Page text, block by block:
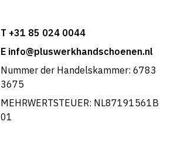
T +31 85 024 0044
E info@pluswerkhandschoenen.nl
Nummer der Handelskammer: 6783
3675
MEHRWERTSTEUER: NL87191561B
01